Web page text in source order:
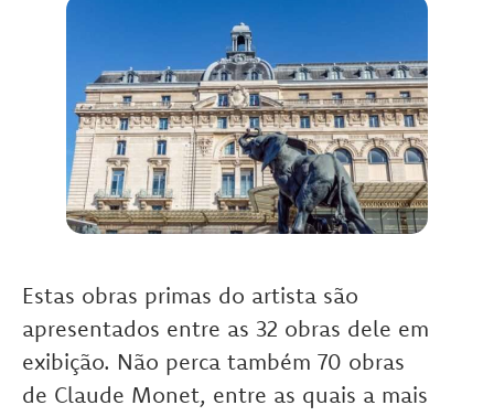
Estas obras primas do artista são
apresentados entre as 32 obras dele em
exibição. Não perca também 70 obras
de Claude Monet, entre as quais a mais